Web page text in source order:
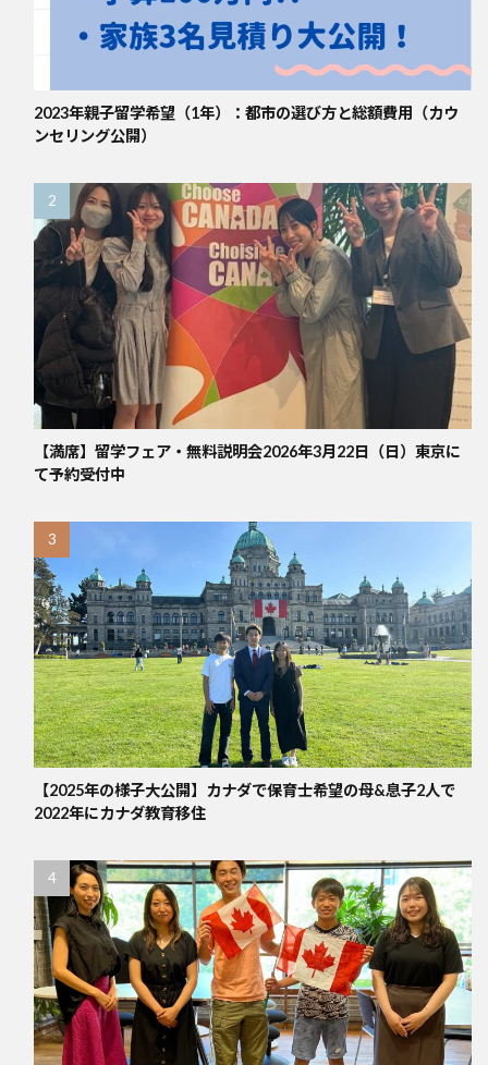
2023年親子留学希望（1年）：都市の選び方と総額費用（カウ
ンセリング公開）
【満席】留学フェア・無料説明会2026年3月22日（日）東京に
て予約受付中
【2025年の様子大公開】カナダで保育士希望の母&息子2人で
2022年にカナダ教育移住